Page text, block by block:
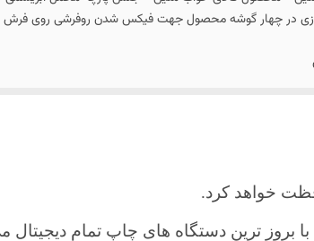
دوزی در چهار گوشه محصول جهت فیکس شدن روفرشی روی فرش
خواهد کرد.
با بروز ترین دستگاه های چاپ تمام دیجیتال